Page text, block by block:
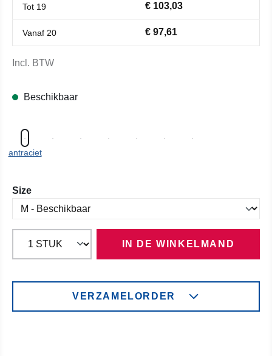
Tot 19 € 103,03
Vanaf 20 € 97,61
Incl. BTW
Beschikbaar
antraciet
Selecteer
Size
IN DE WINKELMAND
VERZAMELORDER